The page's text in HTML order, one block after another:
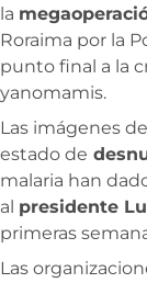
la
Roraima por la
punto final a la
yanomamis.
Las imágenes de
estado de
malaria han
al presidente
primeras
Las